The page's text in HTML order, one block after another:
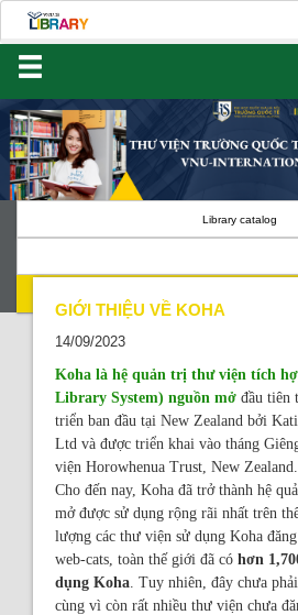
Home
About Us
Lists
Course reserves
Authority search
Recent comments
Most popular
Purchase suggestions
GIỚI THIỆU VỀ KOHA
14/09/2023
Koha là hệ quản trị thư viện tích
Library System) nguồn mở đầu tiên
triển ban đầu tại New Zealand bởi
Ltd và được triển khai vào tháng
viện Horowhenua Trust, New Zealand.
Cho đến nay, Koha đã trở thành hệ
mở được sử dụng rộng rãi nhất trên
lượng các thư viện sử dụng Koha
web-cats, toàn thế giới đã có hơn
dụng Koha. Tuy nhiên, đây chưa
cùng vì còn rất nhiều thư viện chưa